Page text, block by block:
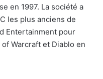
en 1997. La société a
les plus anciens de
Entertainment pour
Warcraft et Diablo en